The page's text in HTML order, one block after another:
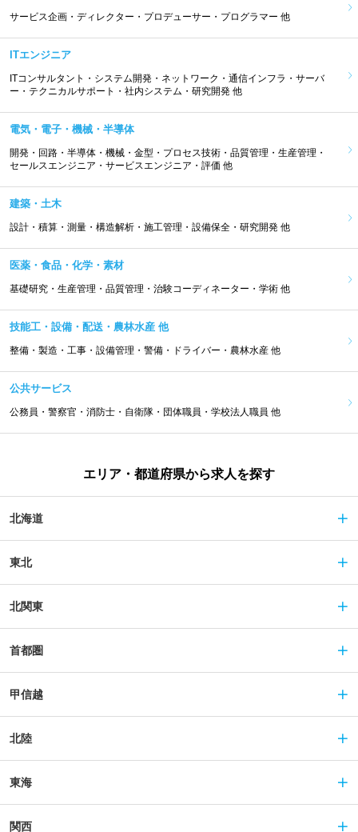
サービス企画・ディレクター・プロデューサー・プログラマー 他
ITエンジニア
ITコンサルタント・システム開発・ネットワーク・通信インフラ・サーバ
ー・テクニカルサポート・社内システム・研究開発 他
電気・電子・機械・半導体
開発・回路・半導体・機械・金型・プロセス技術・品質管理・生産管理・
セールスエンジニア・サービスエンジニア・評価 他
建築・土木
設計・積算・測量・構造解析・施工管理・設備保全・研究開発 他
医薬・食品・化学・素材
基礎研究・生産管理・品質管理・治験コーディネーター・学術 他
技能工・設備・配送・農林水産 他
整備・製造・工事・設備管理・警備・ドライバー・農林水産 他
公共サービス
公務員・警察官・消防士・自衛隊・団体職員・学校法人職員 他
エリア・都道府県から求人を探す
北海道
東北
北関東
首都圏
甲信越
北陸
東海
関西